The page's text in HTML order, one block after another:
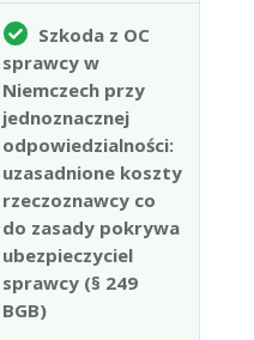
Szkoda z OC
sprawcy w
Niemczech przy
jednoznacznej
odpowiedzialności:
uzasadnione koszty
rzeczoznawcy co
do zasady pokrywa
ubezpieczyciel
sprawcy (§ 249
BGB)